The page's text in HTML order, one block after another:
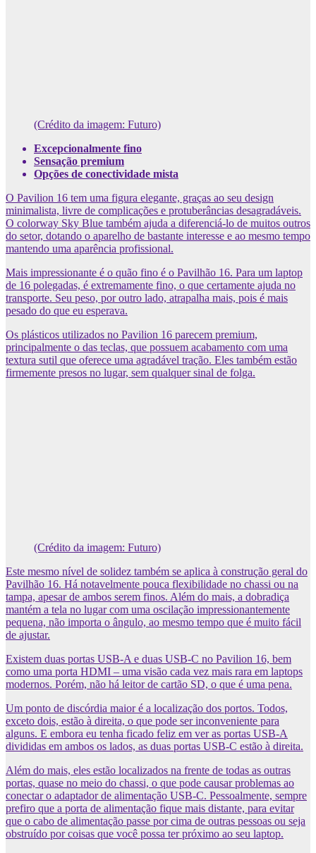
(Crédito da imagem: Futuro)
Excepcionalmente fino
Sensação premium
Opções de conectividade mista
O Pavilion 16 tem uma figura elegante, graças ao seu design
minimalista, livre de complicações e protuberâncias desagradáveis.
O colorway Sky Blue também ajuda a diferenciá-lo de muitos outros
do setor, dotando o aparelho de bastante interesse e ao mesmo tempo
mantendo uma aparência profissional.
Mais impressionante é o quão fino é o Pavilhão 16. Para um laptop
de 16 polegadas, é extremamente fino, o que certamente ajuda no
transporte. Seu peso, por outro lado, atrapalha mais, pois é mais
pesado do que eu esperava.
Os plásticos utilizados no Pavilion 16 parecem premium,
principalmente o das teclas, que possuem acabamento com uma
textura sutil que oferece uma agradável tração. Eles também estão
firmemente presos no lugar, sem qualquer sinal de folga.
(Crédito da imagem: Futuro)
Este mesmo nível de solidez também se aplica à construção geral do
Pavilhão 16. Há notavelmente pouca flexibilidade no chassi ou na
tampa, apesar de ambos serem finos. Além do mais, a dobradiça
mantém a tela no lugar com uma oscilação impressionantemente
pequena, não importa o ângulo, ao mesmo tempo que é muito fácil
de ajustar.
Existem duas portas USB-A e duas USB-C no Pavilion 16, bem
como uma porta HDMI – uma visão cada vez mais rara em laptops
modernos. Porém, não há leitor de cartão SD, o que é uma pena.
Um ponto de discórdia maior é a localização dos portos. Todos,
exceto dois, estão à direita, o que pode ser inconveniente para
alguns. E embora eu tenha ficado feliz em ver as portas USB-A
divididas em ambos os lados, as duas portas USB-C estão à direita.
Além do mais, eles estão localizados na frente de todas as outras
portas, quase no meio do chassi, o que pode causar problemas ao
conectar o adaptador de alimentação USB-C. Pessoalmente, sempre
prefiro que a porta de alimentação fique mais distante, para evitar
que o cabo de alimentação passe por cima de outras pessoas ou seja
obstruído por coisas que você possa ter próximo ao seu laptop.